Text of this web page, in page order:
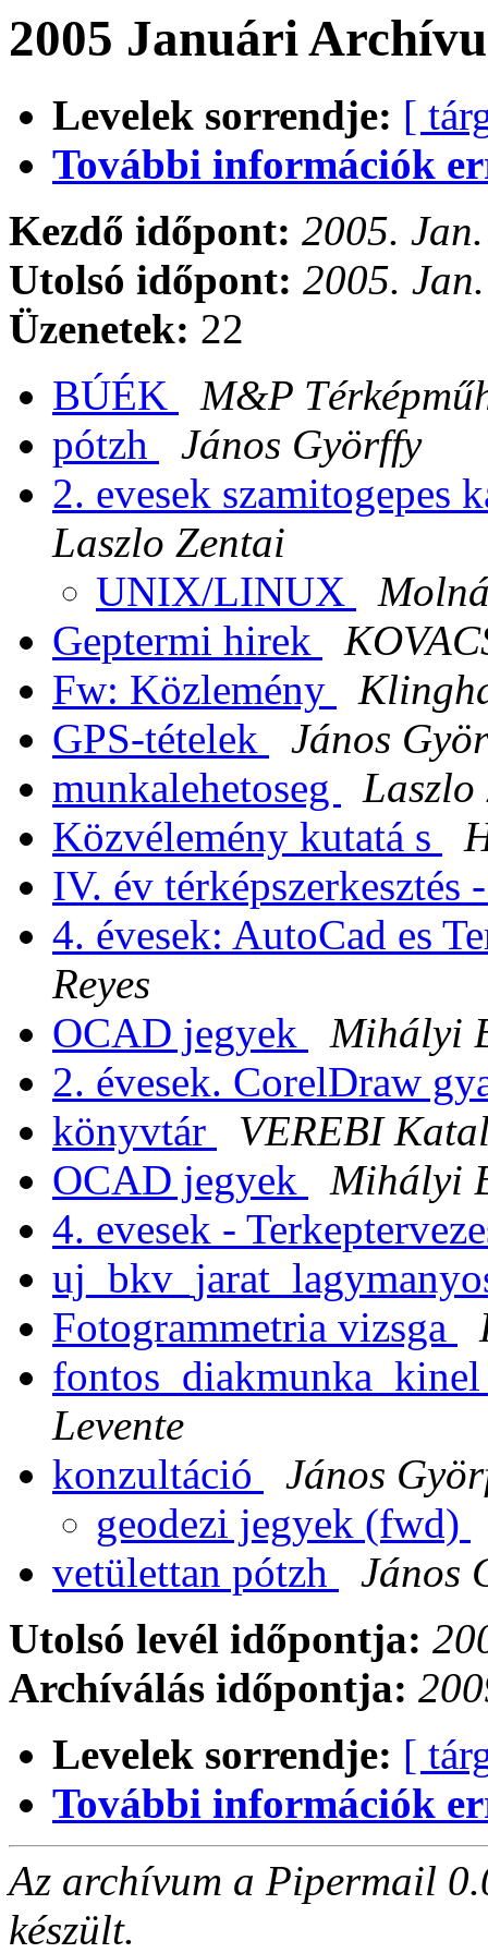
2005 Januári
Levelek sorrendje: [
További információk
Kezdő időpont: 2005.
Utolsó időpont: 2005.
Üzenetek: 22
BÚÉK
M&P
pótzh
János Györffy
2. evesek szamitogepes
Laszlo Zentai
UNIX/LINUX
Geptermi hirek
Fw: Közlemény
GPS-tételek
János
munkalehetoseg
Laszlo
Közvélemény kutatá s
IV. év térképszerkesztés
4. évesek: AutoCad es
Reyes
OCAD jegyek
Mihályi
2. évesek. CorelDraw
könyvtár
VEREBI
OCAD jegyek
Mihályi
4. evesek -
Fotogrammetria vizsga
Levente
konzultáció
János
geodezi jegyek (fwd)
vetülettan pótzh
János
Utolsó levél időpontja:
Archíválás időpontja:
Levelek sorrendje: [
További információk
Az archívum a Pipermail
készült.